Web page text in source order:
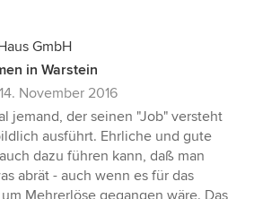
GmbH
in Warstein
14. November 2016
jemand, der seinen "Job" versteht
ausführt. Ehrliche und gute
dazu führen kann, daß man
abrät - auch wenn es für das